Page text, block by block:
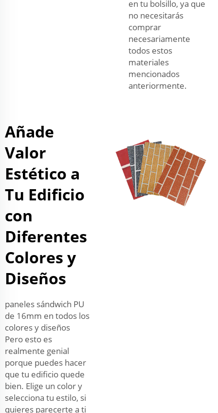
en tu bolsillo, ya que
no necesitarás
comprar
necesariamente
todos estos
materiales
mencionados
anteriormente.
Añade
Valor
Estético a
Tu Edificio
con
Diferentes
Colores y
Diseños
paneles sándwich PU
de 16mm en todos los
colores y diseños
Pero esto es
realmente genial
porque puedes hacer
que tu edificio quede
bien. Elige un color y
selecciona tu estilo, si
quieres parecerte a ti